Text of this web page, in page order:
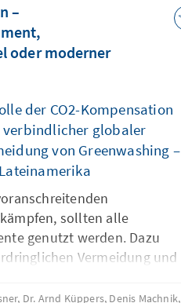
–
oder moderner
der CO2-Kompensation
verbindlicher globaler
von Greenwashing –
sollten alle
genutzt werden. Dazu
Vermeidung und
in Bereichen, in denen
Dr. Arnd Küppers, Denis Machnik,